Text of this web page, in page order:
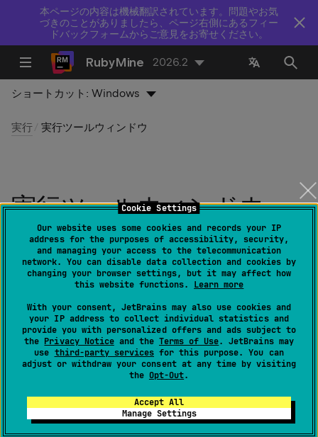
Cookie Settings
Our website uses some cookies and records your IP
address for the purposes of accessibility, security,
and managing your access to the telecommunication
network. You can disable data collection and cookies by
changing your browser settings, but it may affect how
this website functions. Learn more
With your consent, JetBrains may also use cookies and
your IP address to collect individual statistics and
provide you with personalized offers and ads subject to
the Privacy Noticeand the Terms of Use. JetBrains may
use third-party servicesfor this purpose. You can
adjust or withdraw your consent at any time by visiting
the Opt-Out.
Accept All
Manage Settings
本ページの内容は機械翻訳されています。問題やお気
づきのことがありましたら、ページ右側にあるフィー
ドバックフォームからご意見をお寄せください。
RubyMine 2026.2
ショートカット:Windows
実行 実行ツールウィンドウ​
実行ツールウィンドウ​
最終更新日： 2026 年 7 月 14 日
表示 / 非表示: 表示 | ツールウィンドウ | 実行​​
Alt 0
4
実行ツールウィンドウには、アプリケーションによって
生成された出力が表示されます。 各タブの外観は、実行
ールボックスとペインを含めることができます。